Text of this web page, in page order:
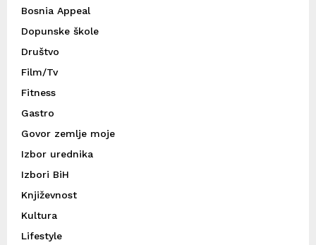
Bosnia Appeal
Dopunske škole
Društvo
Film/Tv
Fitness
Gastro
Govor zemlje moje
Izbor urednika
Izbori BiH
Književnost
Kultura
Lifestyle